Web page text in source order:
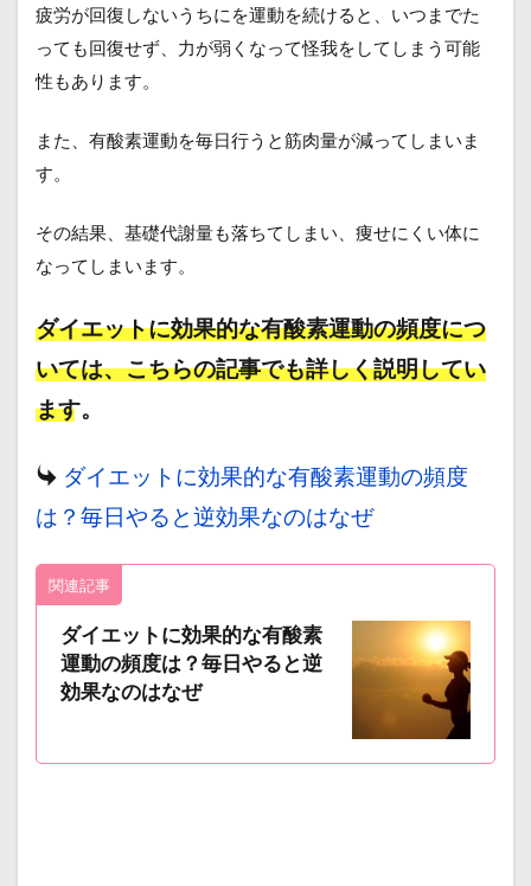
疲労が回復しないうちにを運動を続けると、いつまでた
っても回復せず、力が弱くなって怪我をしてしまう可能
性もあります。
また、有酸素運動を毎日行うと筋肉量が減ってしまいま
す。
その結果、基礎代謝量も落ちてしまい、痩せにくい体に
なってしまいます。
ダイエットに効果的な有酸素運動の頻度につ
いては、こちらの記事でも詳しく説明してい
ます。
ダイエットに効果的な有酸素運動の頻度
は？毎日やると逆効果なのはなぜ
関連記事
ダイエットに効果的な有酸素
運動の頻度は？毎日やると逆
効果なのはなぜ